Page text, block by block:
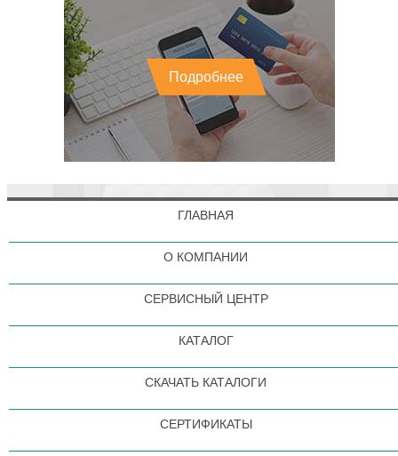
Подробнее
ГЛАВНАЯ
О КОМПАНИИ
СЕРВИСНЫЙ ЦЕНТР
КАТАЛОГ
СКАЧАТЬ КАТАЛОГИ
СЕРТИФИКАТЫ